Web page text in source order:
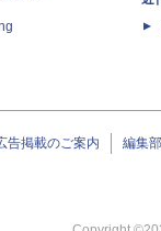
告掲載のご案内 編集